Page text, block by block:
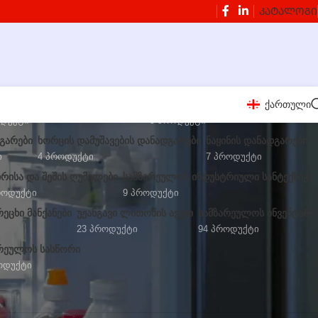
ᲙᲐᲢᲐᲚᲝᲒᲘ
ქართული
ᲑᲚᲔᲜᲓᲔᲠᲔᲑᲘ ᲓᲐ ᲬᲕᲔᲜᲡᲐᲬᲣᲠᲔᲑᲘ
9 Პროდუქტი
ᲮᲝᲠᲪᲘᲡ ᲓᲐᲛᲣᲨᲐᲕᲔᲑᲘᲡ ᲓᲐᲜᲐᲓᲒᲐᲠᲔᲑᲘ
4 Პროდუქტი
ᲜᲐᲧᲘᲜᲘᲡ ᲓᲐᲜᲐᲓᲒᲐᲠᲔᲑᲘ
7 Პროდუქტი
ᲓᲐ ᲨᲔᲨᲘᲡ ᲦᲣᲛᲔᲚᲔᲑᲘ ᲡᲐᲛᲖᲐᲠᲔᲣᲚᲝᲡ ᲘᲜᲓᲣᲡᲢᲠᲘᲣᲚᲘ ᲡᲐᲜᲢᲔᲥᲜᲘᲙᲐ
9 Პროდუქტი
ᲛᲐᲜᲥᲐᲜᲔᲑᲘ ᲣᲟᲐᲜᲒᲐᲕᲘ ᲚᲘᲗᲝᲜᲘᲡ ᲐᲕᲔᲯᲘ
23 Პროდუქტი
ᲡᲐᲛᲖᲐᲠᲔᲣᲚᲝᲡ ᲘᲜᲕᲔᲜᲢᲐᲠᲘ
94 Პროდუქტი
ᲡᲐᲡᲬᲝᲠᲘ